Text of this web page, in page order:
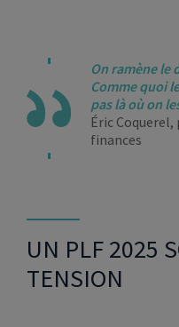
On ramène le
Comme quoi
pas là où on
Éric
finances
UN PLF 2025
TENSION